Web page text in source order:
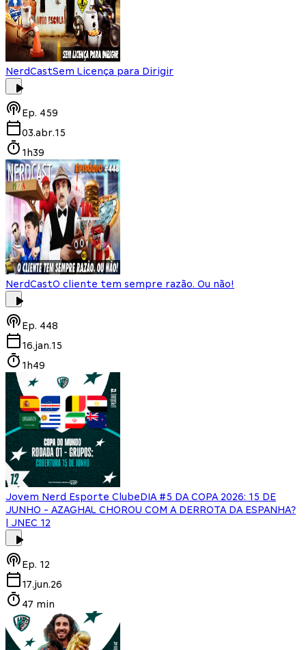
NerdCastSem Licença para Dirigir
Ep. 459
03.abr.15
1h39
NerdCastO cliente tem sempre razão. Ou não!
Ep. 448
16.jan.15
1h49
Jovem Nerd Esporte ClubeDIA #5 DA COPA 2026: 15 DE
JUNHO - AZAGHAL CHOROU COM A DERROTA DA ESPANHA?
| JNEC 12
Ep. 12
17.jun.26
47 min